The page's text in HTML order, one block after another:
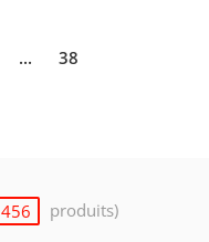
... 38
456 produits)